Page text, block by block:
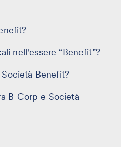
nell'essere “Benefit”?
Benefit?
B-Corp e Società